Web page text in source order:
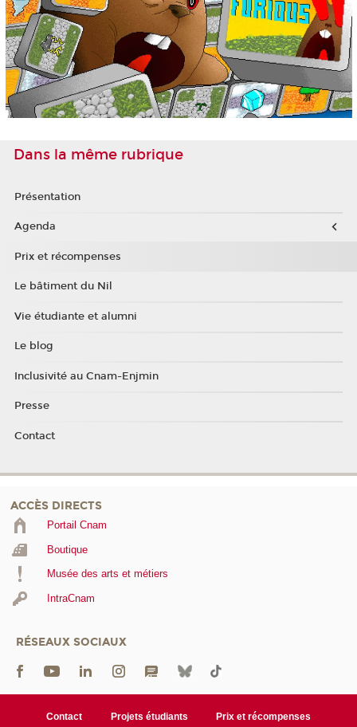
Dans la même rubrique
Présentation
Agenda
Prix et récompenses
Le bâtiment du Nil
Vie étudiante et alumni
Le blog
Inclusivité au Cnam-Enjmin
Presse
Contact
ACCÈS DIRECTS
Portail Cnam
Boutique
Musée des arts et métiers
IntraCnam
RÉSEAUX SOCIAUX
Contact Projets étudiants Prix et récompenses